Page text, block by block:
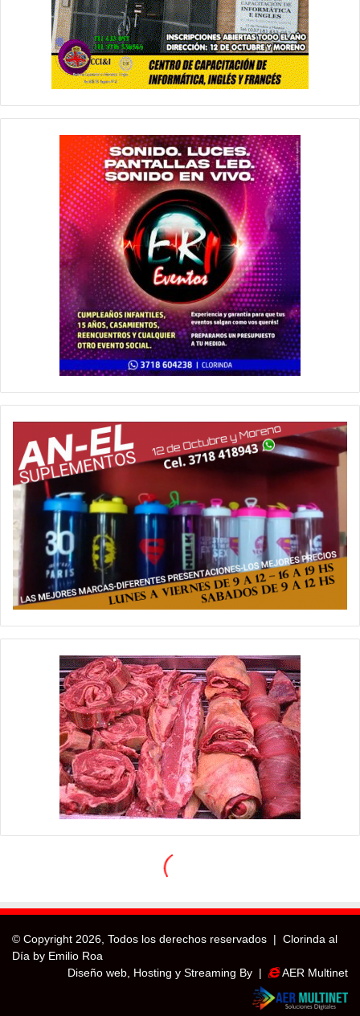
© Copyright 2026, Todos los derechos reservados | Clorinda al
Día by Emilio Roa
Diseño web, Hosting y Streaming By |
AER Multinet